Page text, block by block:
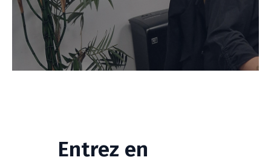
Entrez en